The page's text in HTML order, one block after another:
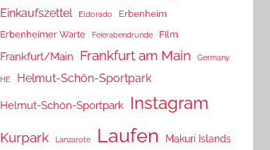
Einkaufszettel Eldorado
Erbenheim
Erbenheimer Warte
Feierabendrunde Film
Frankfurt/Main Frankfurt am Main Germany
HE Helmut-Schön-Sportpark
Helmut-Schön-Sportpark Instagram
Kurpark Lanzarote Laufen Makuri Islands